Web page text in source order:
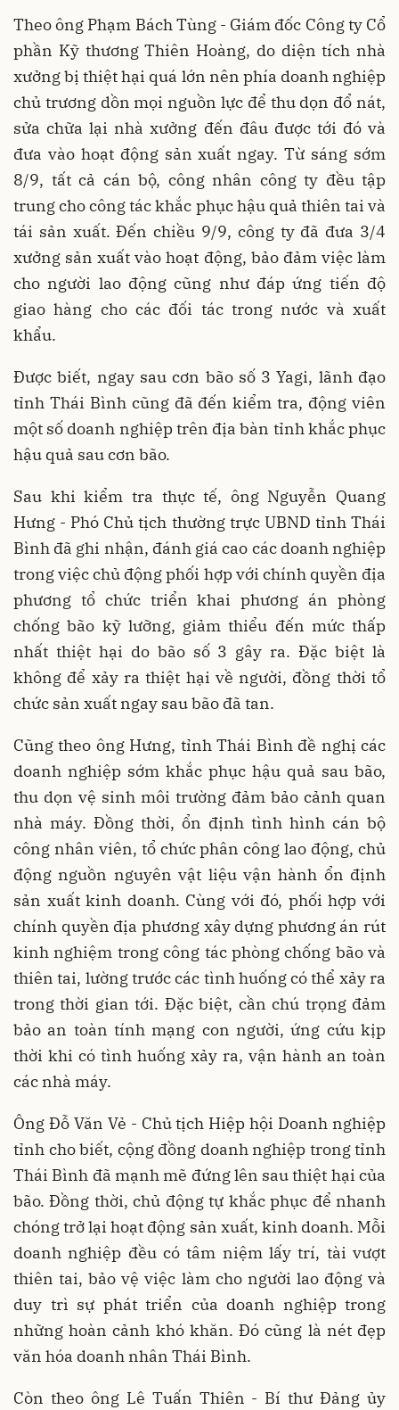
Theo ông Phạm Bách Tùng - Giám đốc Công ty Cổ
phần Kỹ thương Thiên Hoàng, do diện tích nhà
xưởng bị thiệt hại quá lớn nên phía doanh nghiệp
chủ trương dồn mọi nguồn lực để thu dọn đổ nát,
sửa chữa lại nhà xưởng đến đâu được tới đó và
đưa vào hoạt động sản xuất ngay. Từ sáng sớm
8/9, tất cả cán bộ, công nhân công ty đều tập
trung cho công tác khắc phục hậu quả thiên tai và
tái sản xuất. Đến chiều 9/9, công ty đã đưa 3/4
xưởng sản xuất vào hoạt động, bảo đảm việc làm
cho người lao động cũng như đáp ứng tiến độ
giao hàng cho các đối tác trong nước và xuất
khẩu.
Được biết, ngay sau cơn bão số 3 Yagi, lãnh đạo
tỉnh Thái Bình cũng đã đến kiểm tra, động viên
một số doanh nghiệp trên địa bàn tỉnh khắc phục
hậu quả sau cơn bão.
Sau khi kiểm tra thực tế, ông Nguyễn Quang
Hưng - Phó Chủ tịch thường trực UBND tỉnh Thái
Bình đã ghi nhận, đánh giá cao các doanh nghiệp
trong việc chủ động phối hợp với chính quyền địa
phương tổ chức triển khai phương án phòng
chống bão kỹ lưỡng, giảm thiểu đến mức thấp
nhất thiệt hại do bão số 3 gây ra. Đặc biệt là
không để xảy ra thiệt hại về người, đồng thời tổ
chức sản xuất ngay sau bão đã tan.
Cũng theo ông Hưng, tỉnh Thái Bình đề nghị các
doanh nghiệp sớm khắc phục hậu quả sau bão,
thu dọn vệ sinh môi trường đảm bảo cảnh quan
nhà máy. Đồng thời, ổn định tình hình cán bộ
công nhân viên, tổ chức phân công lao động, chủ
động nguồn nguyên vật liệu vận hành ổn định
sản xuất kinh doanh. Cùng với đó, phối hợp với
chính quyền địa phương xây dựng phương án rút
kinh nghiệm trong công tác phòng chống bão và
thiên tai, lường trước các tình huống có thể xảy ra
trong thời gian tới. Đặc biệt, cần chú trọng đảm
bảo an toàn tính mạng con người, ứng cứu kịp
thời khi có tình huống xảy ra, vận hành an toàn
các nhà máy.
Ông Đỗ Văn Vẻ - Chủ tịch Hiệp hội Doanh nghiệp
tỉnh cho biết, cộng đồng doanh nghiệp trong tỉnh
Thái Bình đã mạnh mẽ đứng lên sau thiệt hại của
bão. Đồng thời, chủ động tự khắc phục để nhanh
chóng trở lại hoạt động sản xuất, kinh doanh. Mỗi
doanh nghiệp đều có tâm niệm lấy trí, tài vượt
thiên tai, bảo vệ việc làm cho người lao động và
duy trì sự phát triển của doanh nghiệp trong
những hoàn cảnh khó khăn. Đó cũng là nét đẹp
văn hóa doanh nhân Thái Bình.
Còn theo ông Lê Tuấn Thiên - Bí thư Đảng ủy